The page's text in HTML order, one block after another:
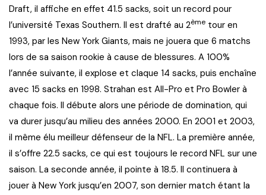
Draft, il affiche en effet 41.5 sacks, soit un record pour
l’université Texas Southern. Il est drafté au 2ème tour en
1993, par les New York Giants, mais ne jouera que 6 matchs
lors de sa saison rookie à cause de blessures. A 100%
l’année suivante, il explose et claque 14 sacks, puis enchaîne
avec 15 sacks en 1998. Strahan est All-Pro et Pro Bowler à
chaque fois. Il débute alors une période de domination, qui
va durer jusqu’au milieu des années 2000. En 2001 et 2003,
il même élu meilleur défenseur de la NFL. La première année,
il s’offre 22.5 sacks, ce qui est toujours le record NFL sur une
saison. La seconde année, il pointe à 18.5. Il continuera à
jouer à New York jusqu’en 2007, son dernier match étant la